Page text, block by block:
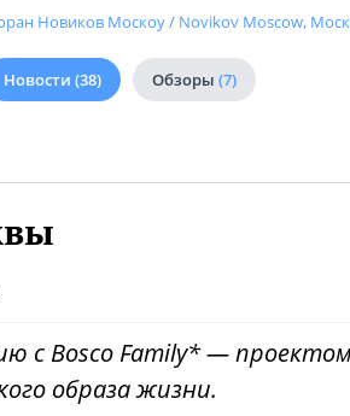
Новиков Москоу / Novikov Moscow,
Новости (38) Обзоры (7)
с Bosco Family* —
образа жизни.